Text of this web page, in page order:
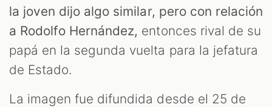
la joven dijo algo similar, pero con relación
a Rodolfo Hernández, entonces rival de su
papá en la segunda vuelta para la jefatura
de Estado.
La imagen fue difundida desde el 25 de